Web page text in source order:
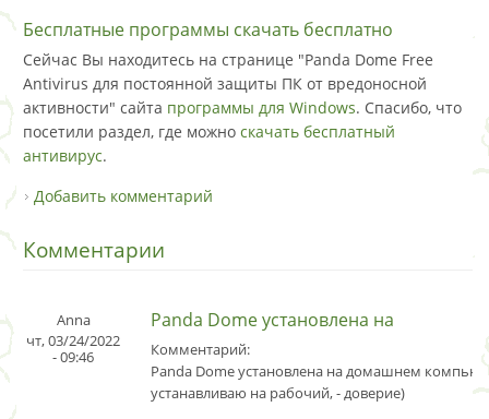
Бесплатные программы скачать бесплатно
Сейчас Вы находитесь на странице "Panda Dome Free
Antivirus для постоянной защиты ПК от вредоносной
активности" сайта программы для Windows. Спасибо, что
посетили раздел, где можно скачать бесплатный
антивирус.
Добавить комментарий
Комментарии
Anna
чт, 03/24/2022
- 09:46
Panda Dome установлена на
Комментарий:
Panda Dome установлена на домашнем
устанавливаю на рабочий, - доверие)